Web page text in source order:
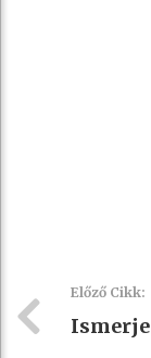
Előző Cikk: